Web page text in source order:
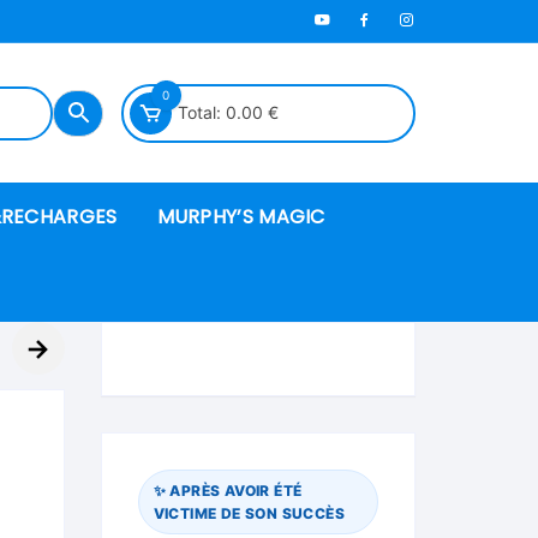
0
Total: 0.00 €
MURPHY’S MAGIC
→
✨ APRÈS AVOIR ÉTÉ
VICTIME DE SON SUCCÈS